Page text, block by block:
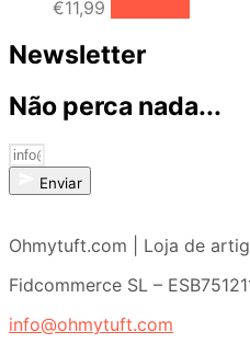
€11,99
Newsletter
Não perca nada...
Enviar
Ohmytuft.com | Loja de
Fidcommerce SL –
info@ohmytuft.com